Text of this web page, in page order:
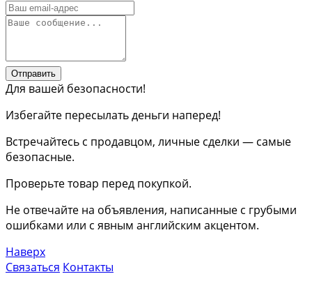
Отправить
Для вашей безопасности!
Избегайте пересылать деньги наперед!
Встречайтесь с продавцом, личные сделки — самые
безопасные.
Проверьте товар перед покупкой.
Не отвечайте на объявления, написанные с грубыми
ошибками или с явным английским акцентом.
Наверх
Связаться Контакты